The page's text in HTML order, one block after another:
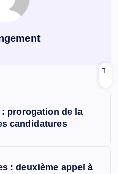
prorogation de la
candidatures
: deuxième appel à